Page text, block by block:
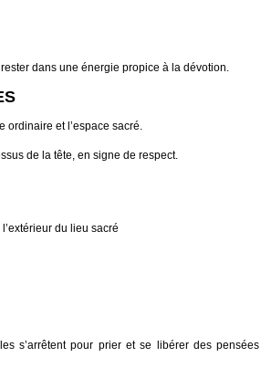
dans une énergie propice à la dévotion.
ordinaire et l’espace sacré.
de la tête, en signe de respect.
du lieu sacré
s’arrêtent pour prier et se libérer des pensées